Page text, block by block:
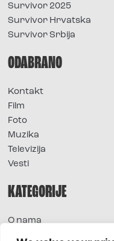
Survivor 2025
Survivor Hrvatska
Survivor Srbija
ODABRANO
Kontakt
Film
Foto
Muzika
Televizija
Vesti
KATEGORIJE
O nama